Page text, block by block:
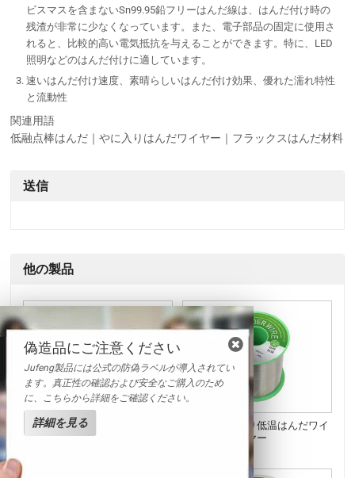
ビスマスを含まないSn99.95鉛フリーはんだ線は、はんだ付け時の
残渣が非常に少なくなっています。また、電子部品の固定に使用さ
れると、比較的高い電気抵抗を与えることができます。特に、LED
照明などのはんだ付けに適しています。
速いはんだ付け速度、素晴らしいはんだ付け効果、優れた濡れ特性
と流動性
関連用語
低融点棒はんだ｜やに入りはんだワイヤー｜フラックスはんだ材料
送信
他の製品
Sn95Sb5 鉛フリーはんだワイヤ
ー
フラックス入り低温はんだワイ
ヤー
偽造品にご注意ください
Jufeng製品には公式の防偽ラベルが導入されてい
ます。真正性の確認および安全なご購入のため
に、こちらから詳細をご確認ください。
詳細を見る